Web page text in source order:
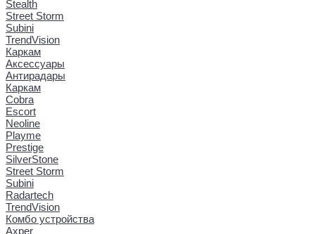
Stealth
Street Storm
Subini
TrendVision
Каркам
Аксессуары
Антирадары
Каркам
Cobra
Escort
Neoline
Playme
Prestige
SilverStone
Street Storm
Subini
Radartech
TrendVision
Комбо устройства
Axper